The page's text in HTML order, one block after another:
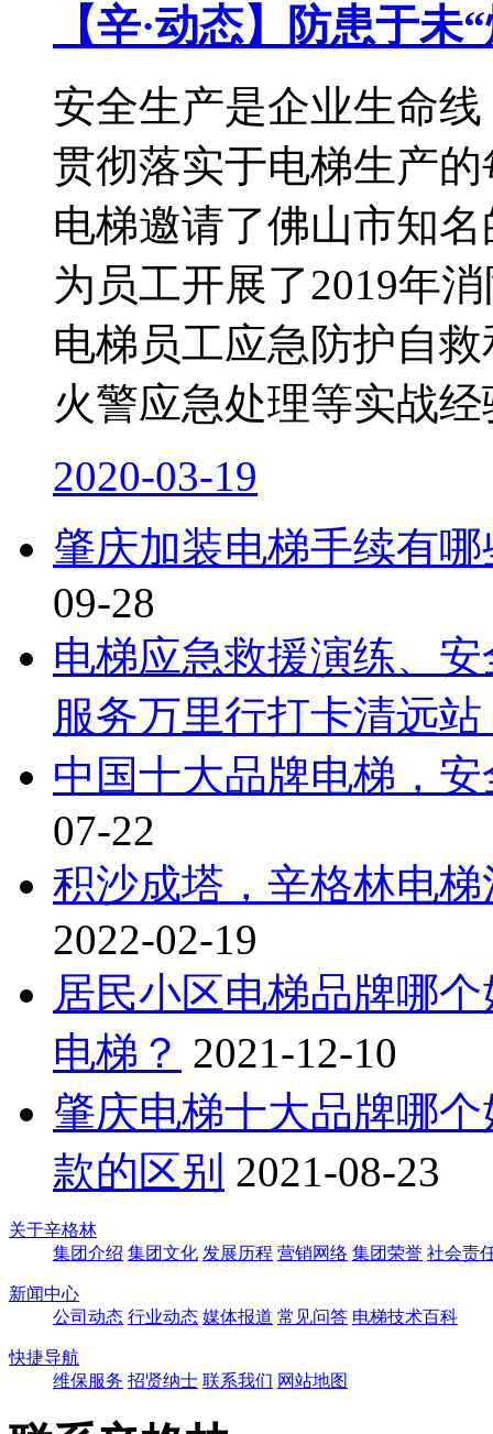
【辛·动态】防患于
安全生产是企业生命
贯彻落实于电梯生产
电梯邀请了佛山市知
为员工开展了2019年
电梯员工应急防护自
火警应急处理等实战
2020-03-19
肇庆加装电梯手续有
09-28
电梯应急救援演练、
服务万里行打卡清远站
中国十大品牌电梯，
07-22
积沙成塔，辛格林电
2022-02-19
居民小区电梯品牌哪
电梯？ 2021-12-10
肇庆电梯十大品牌哪
款的区别 2021-08-23
关于辛格林
集团介绍 集团文化 发展历程 营销网络 集团荣誉 社会责
新闻中心
公司动态 行业动态 媒体报道 常见问答 电梯技术百科
快捷导航
维保服务 招贤纳士 联系我们 网站地图